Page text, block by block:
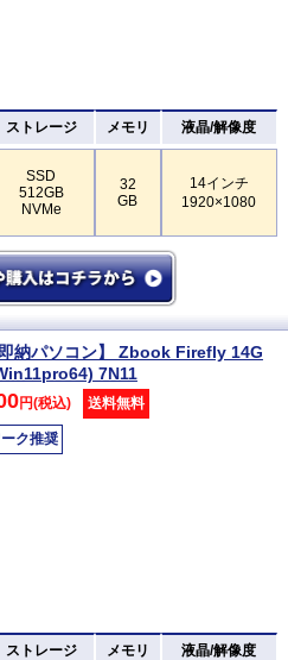
ストレージ メモリ 液晶/解像度
SSD
512GB
NVMe
32
GB
14インチ
1920×1080
納パソコン】 Zbook Firefly 14G
7N11
円(税込) 送料無料
ク推奨
ストレージ メモリ 液晶/解像度